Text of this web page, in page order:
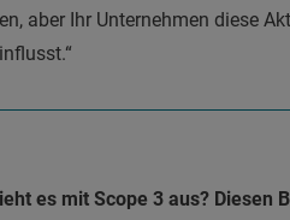
aber Ihr Unternehmen diese
es mit Scope 3 aus? Diesen